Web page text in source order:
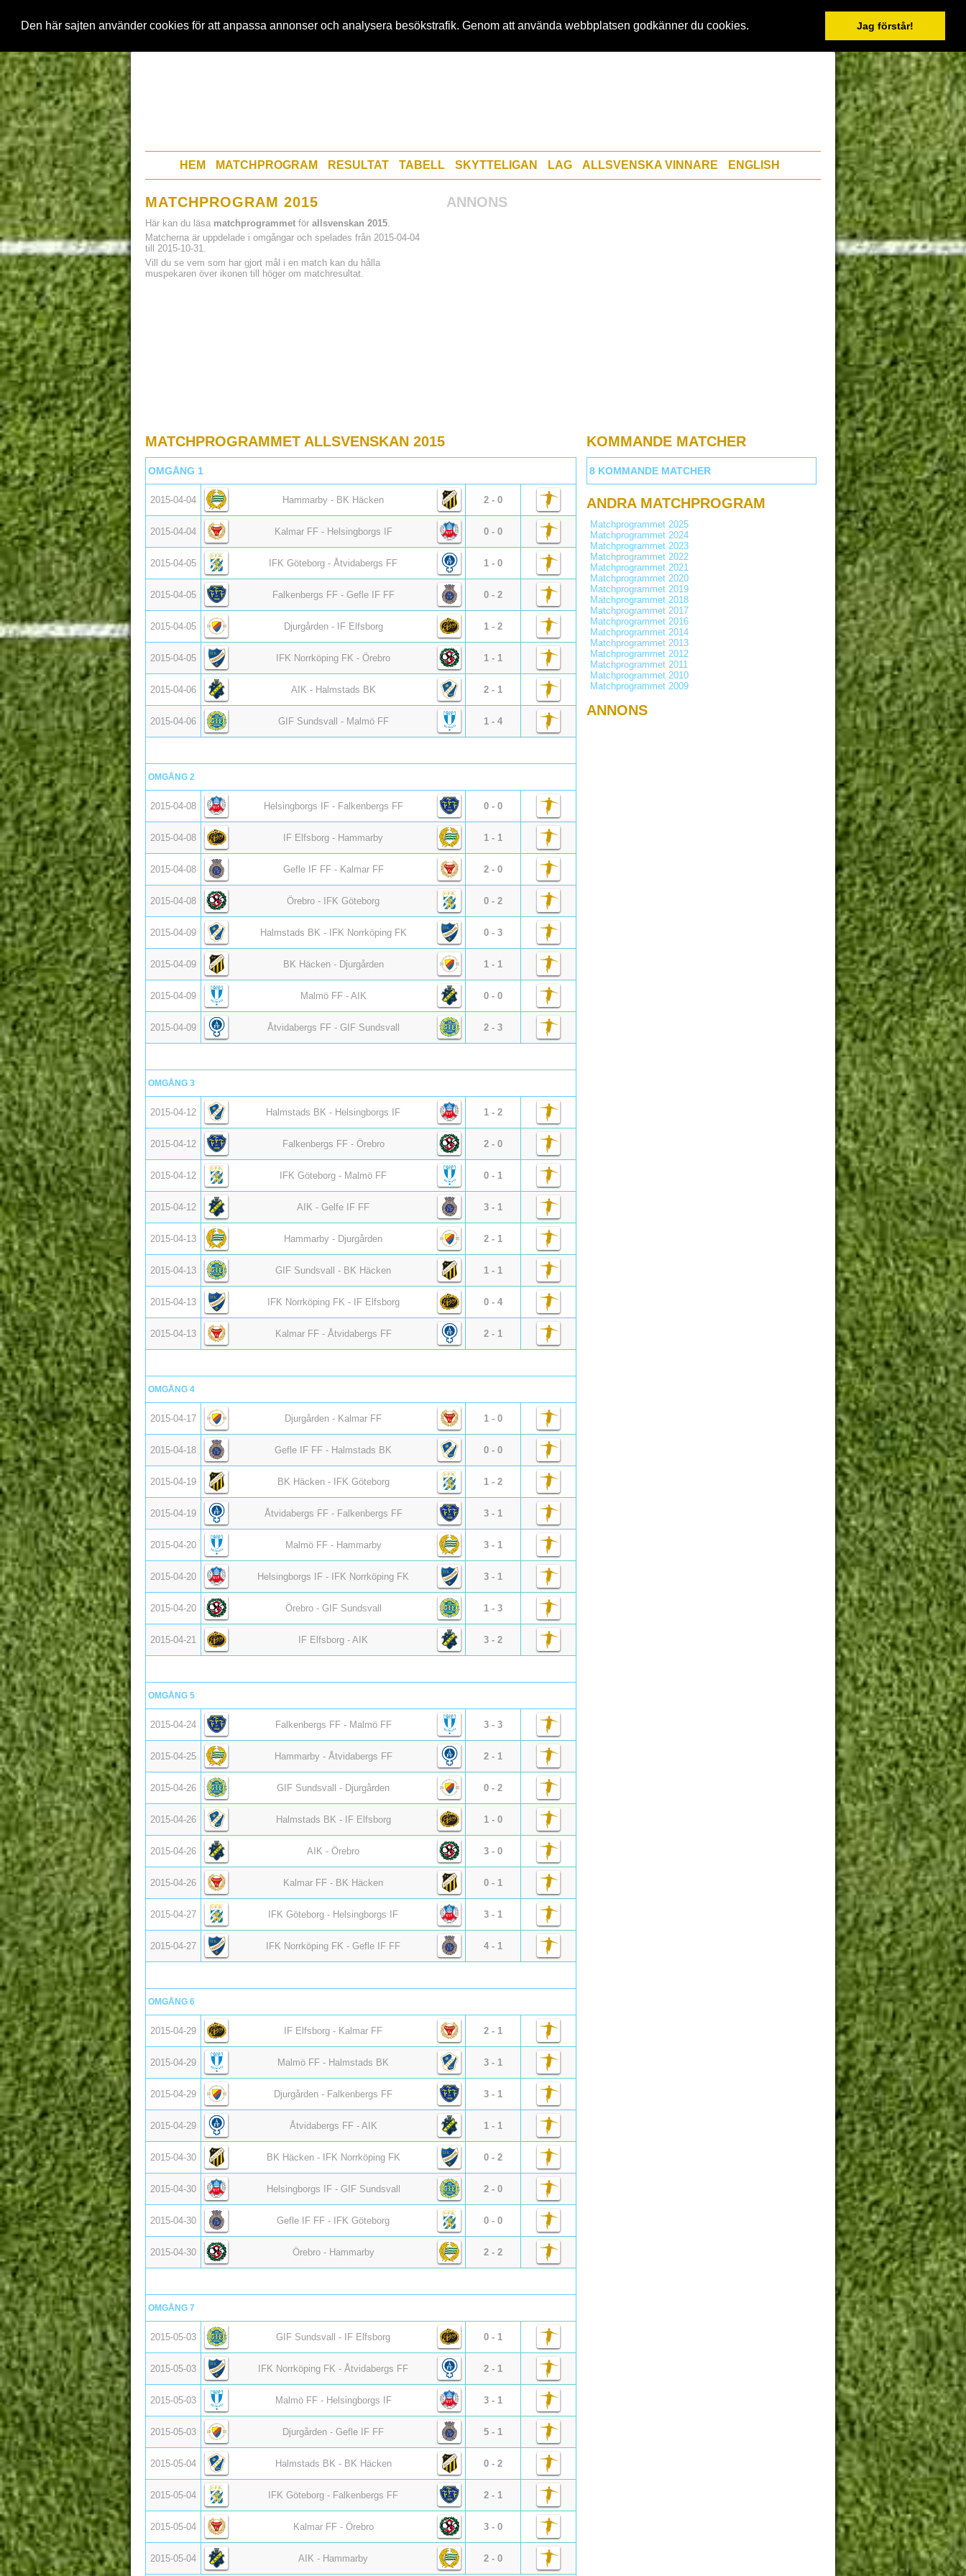
Den här sajten använder cookies för att anpassa annonser och analysera besökstrafik. Genom att använda webbplatsen godkänner du cookies. Jag förstår!
HEM MATCHPROGRAM RESULTAT TABELL SKYTTELIGAN LAG ALLSVENSKA VINNARE ENGLISH
MATCHPROGRAM 2015
Här kan du läsa matchprogrammet för allsvenskan 2015.
Matcherna är uppdelade i omgångar och spelades från 2015-04-04
till 2015-10-31.
Vill du se vem som har gjort mål i en match kan du hålla
muspekaren över ikonen till höger om matchresultat.
ANNONS
MATCHPROGRAMMET ALLSVENSKAN 2015
OMGÅNG 1
2015-04-04 Hammarby - BK Häcken 2 - 0
2015-04-04 Kalmar FF - Helsingborgs IF 0 - 0
2015-04-05 IFK Göteborg - Åtvidabergs FF 1 - 0
2015-04-05 Falkenbergs FF - Gefle IF FF 0 - 2
2015-04-05 Djurgården - IF Elfsborg 1 - 2
2015-04-05 IFK Norrköping FK - Örebro 1 - 1
2015-04-06 AIK - Halmstads BK 2 - 1
2015-04-06 GIF Sundsvall - Malmö FF 1 - 4
OMGÅNG 2
2015-04-08 Helsingborgs IF - Falkenbergs FF 0 - 0
2015-04-08 IF Elfsborg - Hammarby 1 - 1
2015-04-08 Gefle IF FF - Kalmar FF 2 - 0
2015-04-08 Örebro - IFK Göteborg 0 - 2
2015-04-09 Halmstads BK - IFK Norrköping FK 0 - 3
2015-04-09 BK Häcken - Djurgården 1 - 1
2015-04-09 Malmö FF - AIK 0 - 0
2015-04-09 Åtvidabergs FF - GIF Sundsvall 2 - 3
OMGÅNG 3
2015-04-12 Halmstads BK - Helsingborgs IF 1 - 2
2015-04-12 Falkenbergs FF - Örebro 2 - 0
2015-04-12 IFK Göteborg - Malmö FF 0 - 1
2015-04-12 AIK - Gelfe IF FF 3 - 1
2015-04-13 Hammarby - Djurgården 2 - 1
2015-04-13 GIF Sundsvall - BK Häcken 1 - 1
2015-04-13 IFK Norrköping FK - IF Elfsborg 0 - 4
2015-04-13 Kalmar FF - Åtvidabergs FF 2 - 1
OMGÅNG 4
2015-04-17 Djurgården - Kalmar FF 1 - 0
2015-04-18 Gefle IF FF - Halmstads BK 0 - 0
2015-04-19 BK Häcken - IFK Göteborg 1 - 2
2015-04-19 Åtvidabergs FF - Falkenbergs FF 3 - 1
2015-04-20 Malmö FF - Hammarby 3 - 1
2015-04-20 Helsingborgs IF - IFK Norrköping FK 3 - 1
2015-04-20 Örebro - GIF Sundsvall 1 - 3
2015-04-21 IF Elfsborg - AIK 3 - 2
OMGÅNG 5
2015-04-24 Falkenbergs FF - Malmö FF 3 - 3
2015-04-25 Hammarby - Åtvidabergs FF 2 - 1
2015-04-26 GIF Sundsvall - Djurgården 0 - 2
2015-04-26 Halmstads BK - IF Elfsborg 1 - 0
2015-04-26 AIK - Örebro 3 - 0
2015-04-26 Kalmar FF - BK Häcken 0 - 1
2015-04-27 IFK Göteborg - Helsingborgs IF 3 - 1
2015-04-27 IFK Norrköping FK - Gefle IF FF 4 - 1
OMGÅNG 6
2015-04-29 IF Elfsborg - Kalmar FF 2 - 1
2015-04-29 Malmö FF - Halmstads BK 3 - 1
2015-04-29 Djurgården - Falkenbergs FF 3 - 1
2015-04-29 Åtvidabergs FF - AIK 1 - 1
2015-04-30 BK Häcken - IFK Norrköping FK 0 - 2
2015-04-30 Helsingborgs IF - GIF Sundsvall 2 - 0
2015-04-30 Gefle IF FF - IFK Göteborg 0 - 0
2015-04-30 Örebro - Hammarby 2 - 2
OMGÅNG 7
2015-05-03 GIF Sundsvall - IF Elfsborg 0 - 1
2015-05-03 IFK Norrköping FK - Åtvidabergs FF 2 - 1
2015-05-03 Malmö FF - Helsingborgs IF 3 - 1
2015-05-03 Djurgården - Gefle IF FF 5 - 1
2015-05-04 Halmstads BK - BK Häcken 0 - 2
2015-05-04 IFK Göteborg - Falkenbergs FF 2 - 1
2015-05-04 Kalmar FF - Örebro 3 - 0
2015-05-04 AIK - Hammarby 2 - 0
KOMMANDE MATCHER
8 KOMMANDE MATCHER
ANDRA MATCHPROGRAM
Matchprogrammet 2025
Matchprogrammet 2024
Matchprogrammet 2023
Matchprogrammet 2022
Matchprogrammet 2021
Matchprogrammet 2020
Matchprogrammet 2019
Matchprogrammet 2018
Matchprogrammet 2017
Matchprogrammet 2016
Matchprogrammet 2014
Matchprogrammet 2013
Matchprogrammet 2012
Matchprogrammet 2011
Matchprogrammet 2010
Matchprogrammet 2009
ANNONS